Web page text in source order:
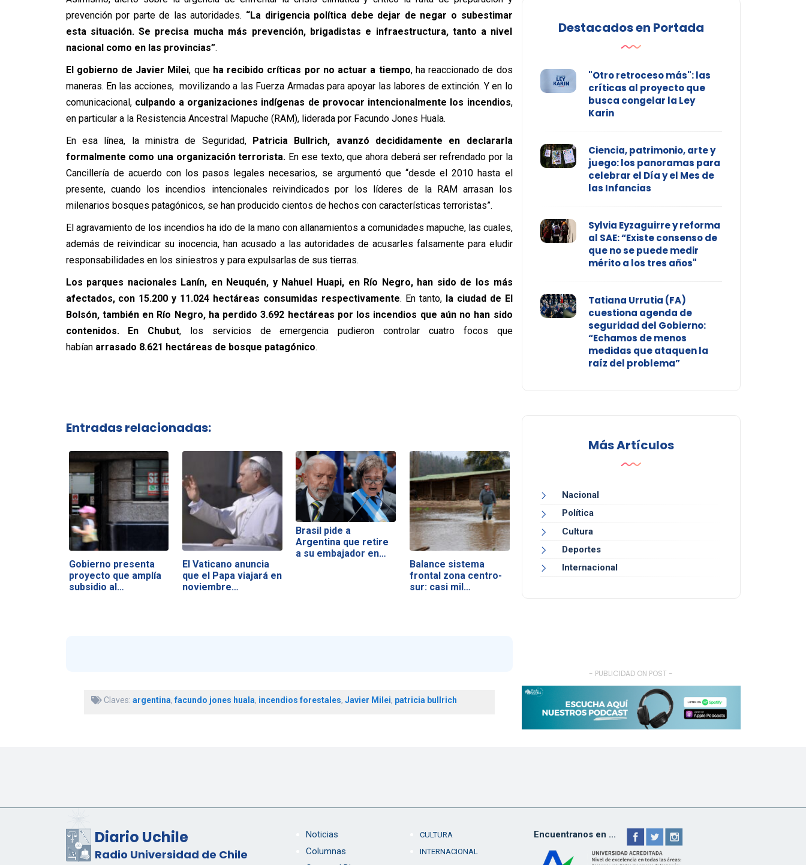
prevención por parte de las autoridades. “La dirigencia política debe dejar de negar o subestimar
esta situación. Se precisa mucha más prevención, brigadistas e infraestructura, tanto a nivel
nacional como en las provincias”.
El gobierno de Javier Milei, que ha recibido críticas por no actuar a tiempo, ha reaccionado de dos
maneras. En las acciones, movilizando a las Fuerza Armadas para apoyar las labores de extinción. Y en lo
comunicacional, culpando a organizaciones indígenas de provocar intencionalmente los incendios,
en particular a la Resistencia Ancestral Mapuche (RAM), liderada por Facundo Jones Huala.
En esa línea, la ministra de Seguridad, Patricia Bullrich, avanzó decididamente en declararla
formalmente como una organización terrorista. En ese texto, que ahora deberá ser refrendado por la
Cancillería de acuerdo con los pasos legales necesarios, se argumentó que “desde el 2010 hasta el
presente, cuando los incendios intencionales reivindicados por los líderes de la RAM arrasan los
milenarios bosques patagónicos, se han producido cientos de hechos con características terroristas”.
El agravamiento de los incendios ha ido de la mano con allanamientos a comunidades mapuche, las cuales,
además de reivindicar su inocencia, han acusado a las autoridades de acusarles falsamente para eludir
responsabilidades en los siniestros y para expulsarlas de sus tierras.
Los parques nacionales Lanín, en Neuquén, y Nahuel Huapi, en Río Negro, han sido de los más
afectados, con 15.200 y 11.024 hectáreas consumidas respectivamente. En tanto, la ciudad de El
Bolsón, también en Río Negro, ha perdido 3.692 hectáreas por los incendios que aún no han sido
contenidos.
En Chubut, los servicios de emergencia pudieron controlar cuatro focos que
habían arrasado 8.621 hectáreas de bosque patagónico.
Entradas relacionadas:
Gobierno presenta
proyecto que amplía
subsidio al…
El Vaticano anuncia
que el Papa viajará en
noviembre…
Brasil pide a
Argentina que retire
a su embajador en…
Balance sistema
frontal zona centro-
sur: casi mil…
Claves: argentina,facundo jones huala, incendios forestales, Javier Milei, patricia bullrich
Destacados en Portada
"Otro retroceso más": las
críticas al proyecto que
busca congelar la Ley
Karin
Ciencia, patrimonio, arte y
juego: los panoramas para
celebrar el Día y el Mes de
las Infancias
Sylvia Eyzaguirre y reforma
al SAE: “Existe consenso de
que no se puede medir
mérito a los tres años"
Tatiana Urrutia (FA)
cuestiona agenda de
seguridad del Gobierno:
“Echamos de menos
medidas que ataquen la
raíz del problema”
Más Artículos
Nacional
Política
Cultura
Deportes
Internacional
- PUBLICIDAD ON POST -
Diario Uchile
Radio Universidad de Chile
Noticias
Columnas
CULTURA
INTERNACIONAL
Encuentranos en ...